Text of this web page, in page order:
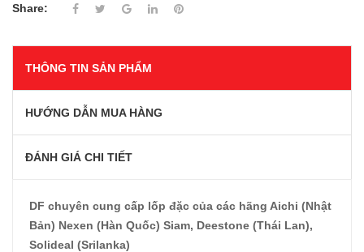
Share:
THÔNG TIN SẢN PHẨM
HƯỚNG DẪN MUA HÀNG
ĐÁNH GIÁ CHI TIẾT
DF chuyên cung cấp lốp đặc của các hãng Aichi (Nhật
Bản) Nexen (Hàn Quốc) Siam, Deestone (Thái Lan),
Solideal (Srilanka)